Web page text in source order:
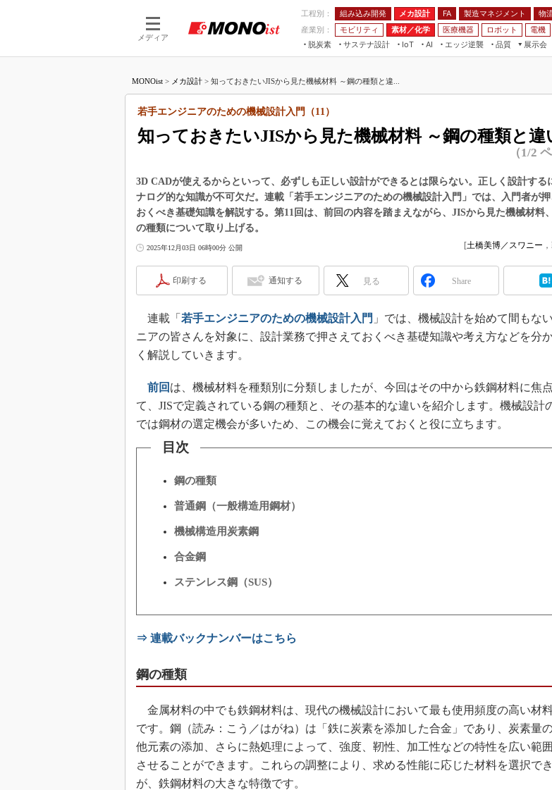
メディア
工程別： 組み込み開発 メカ設計 FA 製造マネジメント 物
産業別：
モビリティ 素材／化学 医療機器 ロボット 電機
脱炭素
サステナ設計
IoT
つながる工場
つながるサービス
AI
AI×設備保全
Physical AI
エッジ逆襲 品質
展示会
JIMTOF
IIFES
ジャパンモビリティショー
TECHNO-FRONTIER
EdgeTech+
日本ものづくりワールド
産業オープンネット展
VR／AR
フィールドサービス
組み込み画像技術
組み込みモデリング
ISO26262
無償設計ツール
3Dプリンタ
デジタルツインとCAE
インダストリー4.0
イノベーション
製造業ビッグデータ
メイドインジャパン
FA
MONOist > メカ設計 > 知っておきたいJISから見た機械材料 ～鋼の種類と違...
知っておきたいJISから見た機械材料 ～鋼の種類と違
若手エンジニアのための機械設計入門（11）
（1/2
3D CADが使えるからといって、必ずしも正しい設計ができるとは限らない。正しく設計する
ナログ的な知識が不可欠だ。連載「若手エンジニアのための機械設計入門」では、入門者が
おくべき基礎知識を解説する。第11回は、前回の内容を踏まえながら、JISから見た機械材料
の種類について取り上げる。
2025年12月03日 06時00分 公開 [土橋美博／スワニー ，
印刷する 通知する 見る Share
連載「 若手エンジニアのための機械設計入門 」では、機械設計を始めて間もな
ニアの皆さんを対象に、設計業務で押さえておくべき基礎知識や考え方などを分
く解説していきます。
前回 は、機械材料を種類別に分類しましたが、今回はその中から鉄鋼材料に焦
て、JISで定義されている鋼の種類と、その基本的な違いを紹介します。機械設計
では鋼材の選定機会が多いため、この機会に覚えておくと役に立ちます。
目次
鋼の種類
普通鋼（一般構造用鋼材）
機械構造用炭素鋼
合金鋼
ステンレス鋼（SUS）
⇒ 連載バックナンバーはこちら
鋼の種類
金属材料の中でも鉄鋼材料は、現代の機械設計において最も使用頻度の高い材
です。鋼（読み：こう／はがね）は「鉄に炭素を添加した合金」であり、炭素量
他元素の添加、さらに熱処理によって、強度、靭性、加工性などの特性を広い範
させることができます。これらの調整により、求める性能に応じた材料を選択で
が、鉄鋼材料の大きな特徴です。